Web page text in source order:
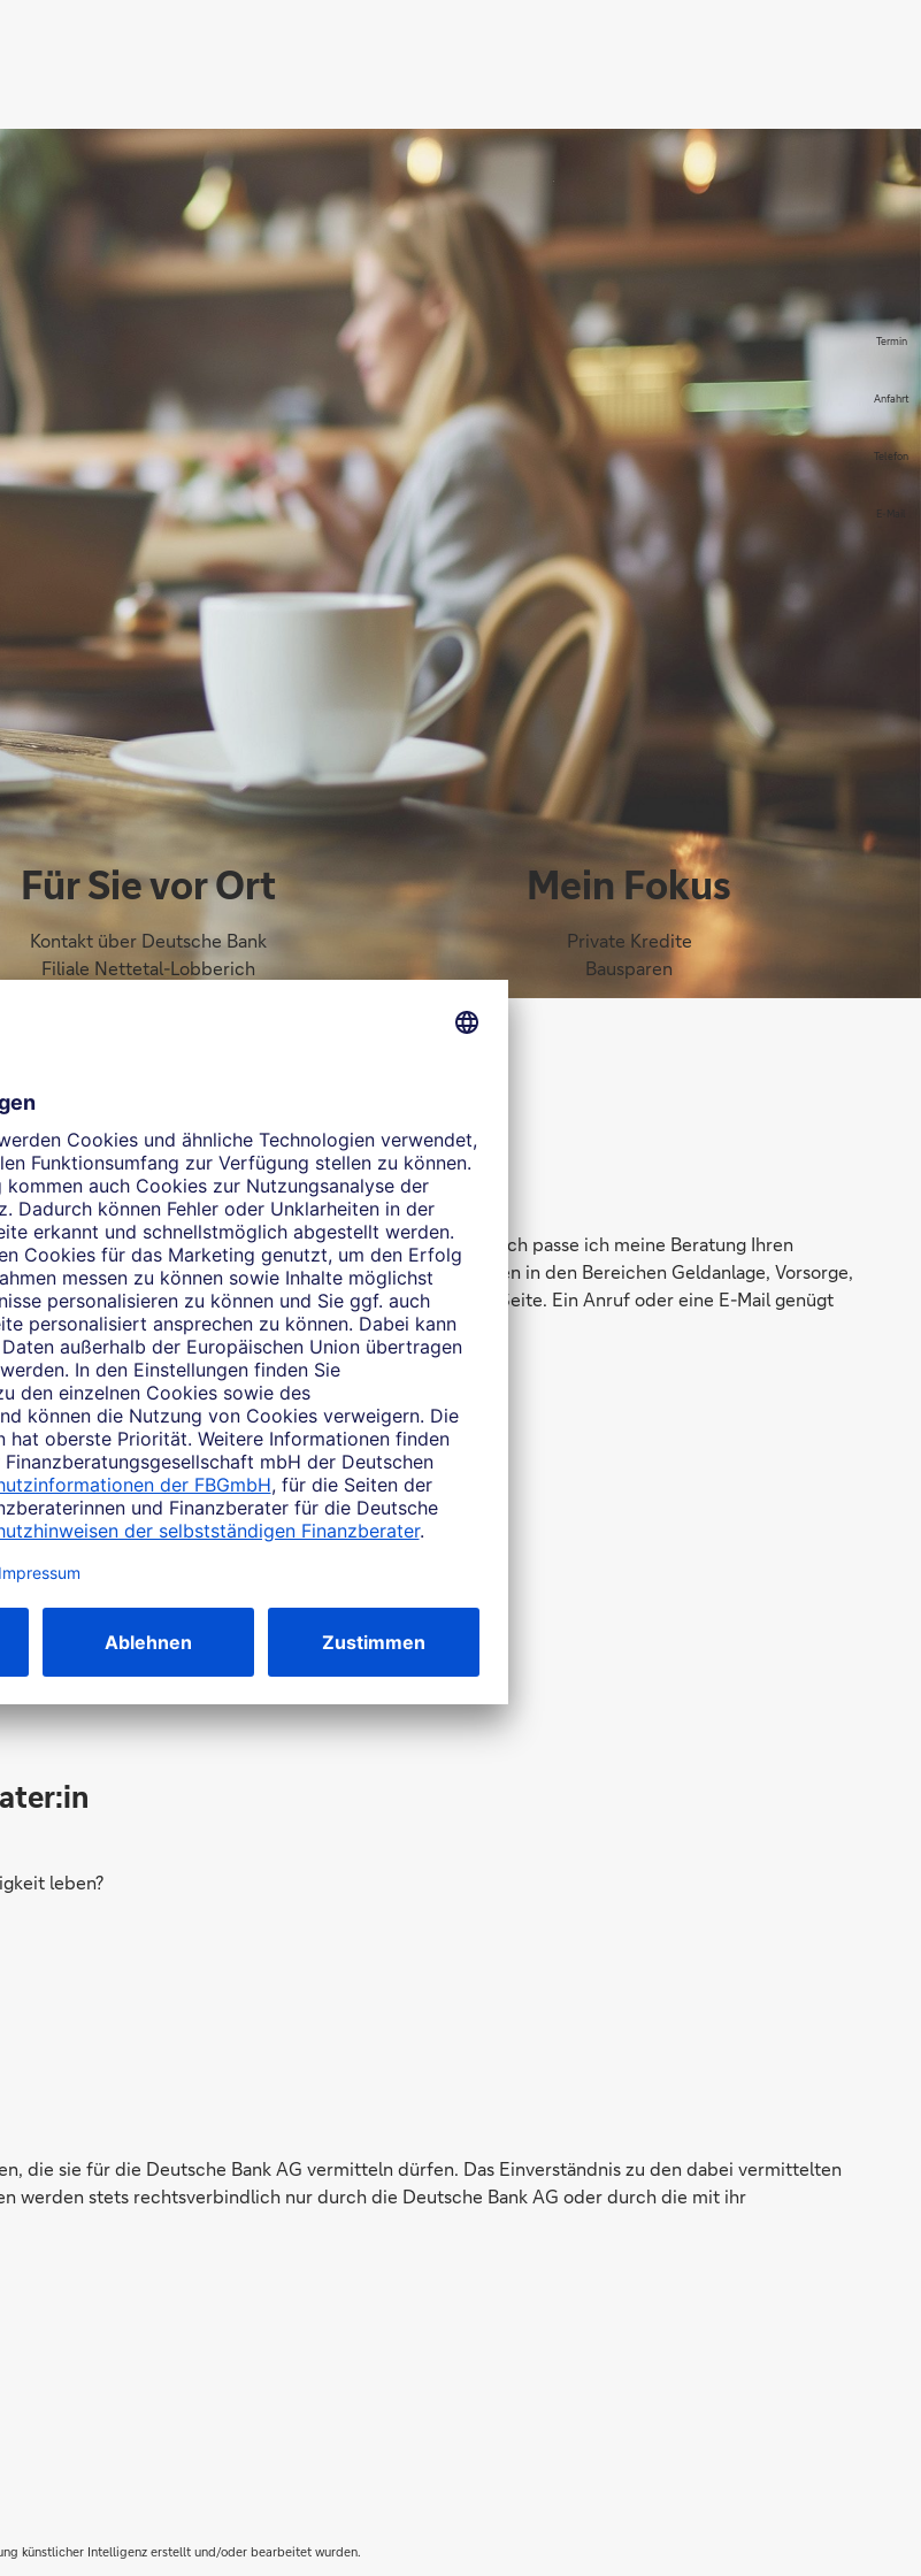
Termin
Anfahrt
Telefon
E-Mail
Für Sie vor Ort
Kontakt über Deutsche Bank
Filiale Nettetal-Lobberich
Mein Fokus
Private Kredite
Bausparen
- Kompetent - Mobil
Finanzberater in Nettetal und Mönchengladbach passe ich meine Beratung Ihren
oder an den Arbeitsplatz und bringe meine Kompetenzen in den Bereichen Geldanlage, Vorsorge,
Ihnen vor allem bei der Immobilienfinanzierung gerne zur Seite. Ein Anruf oder eine E-Mail genügt
Wochenende. Ich freue mich auf Ihre Nachricht!
Thema beschäftigt Sie?
Sie Teil des Teams
leben?
die sie für die Deutsche Bank AG vermitteln dürfen. Das Einverständnis zu den dabei vermittelten
werden stets rechtsverbindlich nur durch die Deutsche Bank AG oder durch die mit ihr
künstlicher Intelligenz erstellt und/oder bearbeitet wurden.